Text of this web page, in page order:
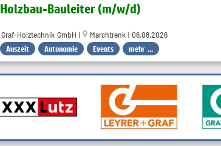
Holzbau-Bauleiter (m/w/d)
Graf-Holztechnik GmbH | Marchtrenk | 06.08.2026
Auszeit Autonomie Events mehr ...